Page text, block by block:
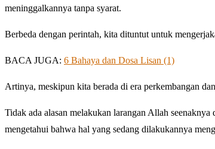
meninggalkannya tanpa syarat.
Berbeda dengan perintah, kita dituntut untuk
BACA JUGA: 6 Bahaya dan Dosa Lisan (1)
Artinya, meskipun kita berada di era perkembangan
Tidak ada alasan melakukan larangan Allah
mengetahui bahwa hal yang sedang dilakukannya